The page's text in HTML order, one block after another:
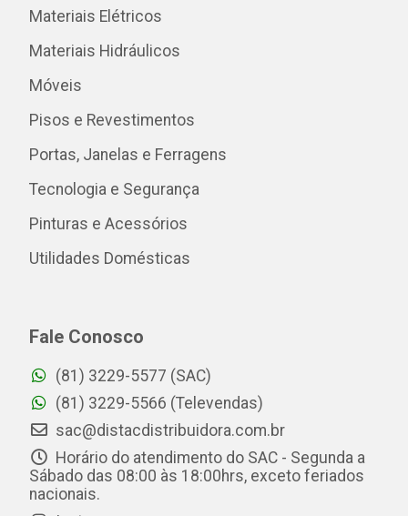
Materiais Elétricos
Materiais Hidráulicos
Móveis
Pisos e Revestimentos
Portas, Janelas e Ferragens
Tecnologia e Segurança
Pinturas e Acessórios
Utilidades Domésticas
Fale Conosco
(81) 3229-5577 (SAC)
(81) 3229-5566 (Televendas)
sac@distacdistribuidora.com.br
Horário do atendimento do SAC - Segunda a
Sábado das 08:00 às 18:00hrs, exceto feriados
nacionais.